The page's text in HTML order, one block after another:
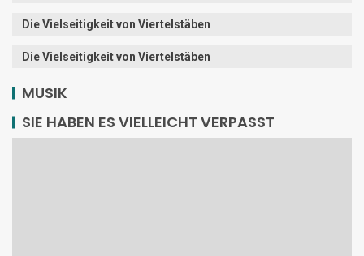
Die Vielseitigkeit von Viertelstäben
Die Vielseitigkeit von Viertelstäben
MUSIK
SIE HABEN ES VIELLEICHT VERPASST